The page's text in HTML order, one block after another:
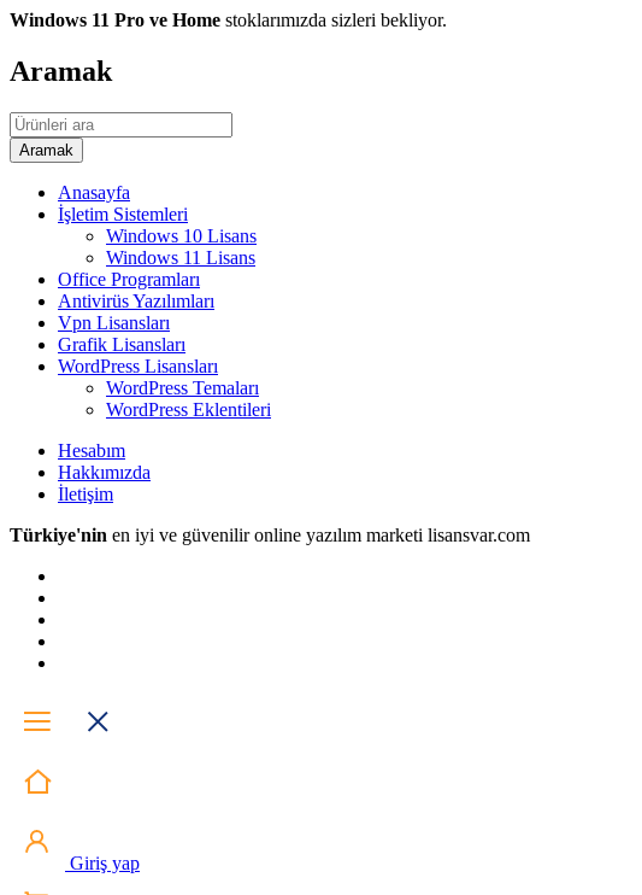
Windows 11 Pro ve Home stoklarımızda sizleri bekliyor.
Aramak
Anasayfa
İşletim Sistemleri
Windows 10 Lisans
Windows 11 Lisans
Office Programları
Antivirüs Yazılımları
Vpn Lisansları
Grafik Lisansları
WordPress Lisansları
WordPress Temaları
WordPress Eklentileri
Hesabım
Hakkımızda
İletişim
Türkiye'nin en iyi ve güvenilir online yazılım marketi lisansvar.com
Giriş yap